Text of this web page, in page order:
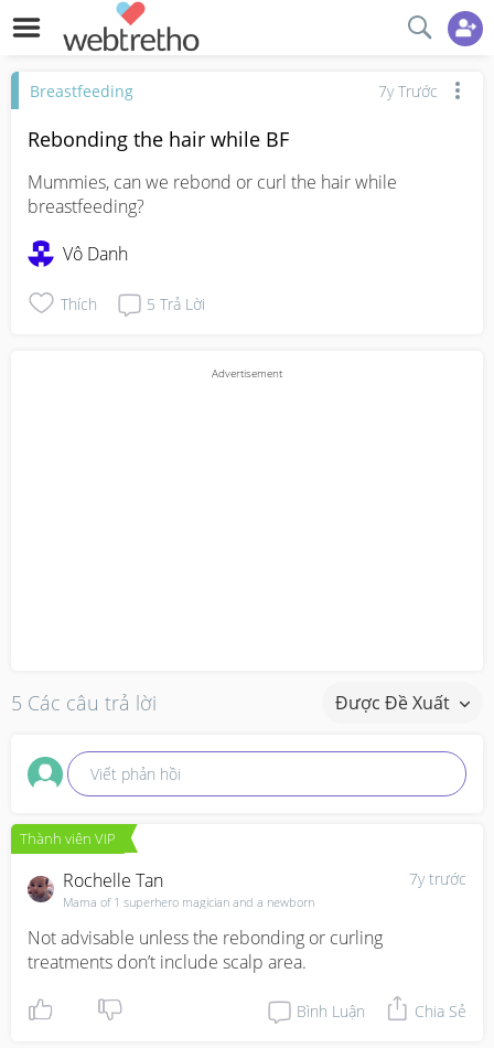
Breastfeeding 7y Trước
Rebonding the hair while BF
Mummies, can we rebond or curl the hair while
breastfeeding?
Vô Danh
Thích 5 Trả Lời
5 Các câu trả lời Được Đề Xuất
Viết phản hồi
Thành viên VIP
7y trước
Rochelle Tan
Mama of 1 superhero magician and a newborn
Not advisable unless the rebonding or curling
treatments don’t include scalp area.
Bình Luận Chia Sẻ